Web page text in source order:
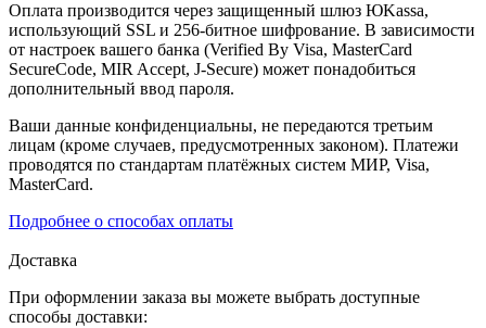
Оплата производится через защищенный шлюз ЮKassa,
использующий SSL и 256-битное шифрование. В зависимости
от настроек вашего банка (Verified By Visa, MasterCard
SecureCode, MIR Accept, J-Secure) может понадобиться
дополнительный ввод пароля.
Ваши данные конфиденциальны, не передаются третьим
лицам (кроме случаев, предусмотренных законом). Платежи
проводятся по стандартам платёжных систем МИР, Visa,
MasterCard.
Подробнее о способах оплаты
Доставка
При оформлении заказа вы можете выбрать доступные
способы доставки: